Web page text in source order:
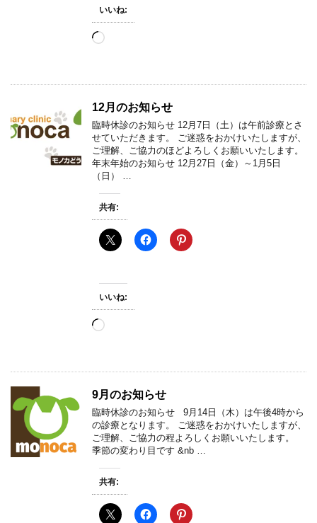
いいね:
読
み
12月のお知らせ
臨時休診のお知らせ 12月7日（土）は午前診療とさ
せていただきます。 ご迷惑をおかけいたしますが、
ご理解、ご協力のほどよろしくお願いいたします。
年末年始のお知らせ 12月27日（金）～1月5日
（日） …
共有:
いいね:
読
み
9月のお知らせ
臨時休診のお知らせ 9月14日（木）は午後4時から
の診療となります。 ご迷惑をおかけいたしますが、
ご理解、ご協力の程よろしくお願いいたします。
季節の変わり目です &nb …
共有: